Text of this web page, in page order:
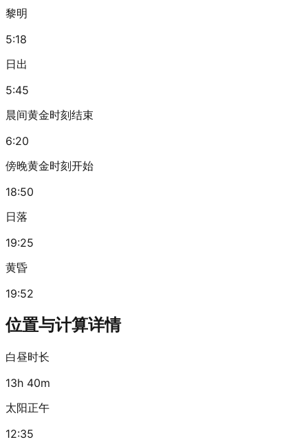
黎明
5:18
日出
5:45
晨间黄金时刻结束
6:20
傍晚黄金时刻开始
18:50
日落
19:25
黄昏
19:52
位置与计算详情
白昼时长
13h 40m
太阳正午
12:35